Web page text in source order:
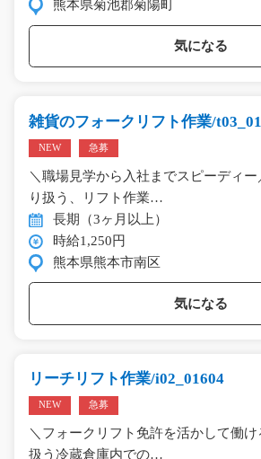
熊本県菊池郡菊陽町
気になる
雑貨のフォークリフト作業/
NEW 急募
＼職場見学から入社までスピーディ
り扱う、リフト作業…
長期（3ヶ月以上）
時給1,250円
熊本県熊本市南区
気になる
リーチリフト作業/i02_01604
NEW 急募
＼フォークリフト免許を活かして働け
扱う冷蔵倉庫内での…